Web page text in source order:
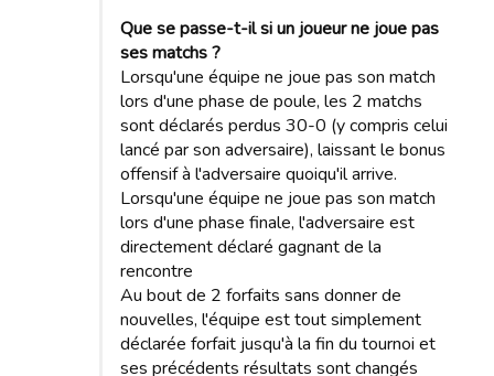
Que se passe-t-il si un joueur ne joue pas
ses matchs ?
Lorsqu'une équipe ne joue pas son match
lors d'une phase de poule, les 2 matchs
sont déclarés perdus 30-0 (y compris celui
lancé par son adversaire), laissant le bonus
offensif à l'adversaire quoiqu'il arrive.
Lorsqu'une équipe ne joue pas son match
lors d'une phase finale, l'adversaire est
directement déclaré gagnant de la
rencontre
Au bout de 2 forfaits sans donner de
nouvelles, l'équipe est tout simplement
déclarée forfait jusqu'à la fin du tournoi et
ses précédents résultats sont changés